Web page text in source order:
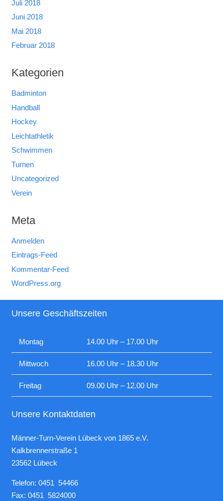
Juli 2018
Juni 2018
Mai 2018
Februar 2018
Kategorien
Badminton
Handball
Hockey
Leichtathletik
Schwimmen
Turnen
Uncategorized
Verein
Meta
Anmelden
Eintrags-Feed
Kommentar-Feed
WordPress.org
Unsere Geschäftszeiten
Montag 14.00 Uhr – 17.00 Uhr
Mittwoch 16.00 Uhr – 18.30 Uhr
Freitag 09.00 Uhr – 12.00 Uhr
Unsere Kontaktdaten
Männer-Turn-Verein Lübeck von 1865 e.V.
Kalkbrennerstraße 1
23562 Lübeck
Telefon: 0451 54466
Fax: 0451 5824000